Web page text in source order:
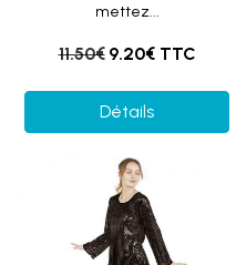
mettez...
11.50€ 9.20€ TTC
Détails